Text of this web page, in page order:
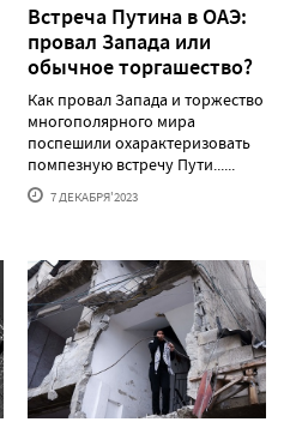
Встреча Путина в ОАЭ:
провал Запада или
обычное торгашество?
Как провал Запада и торжество
многополярного мира
поспешили охарактеризовать
помпезную встречу Пути......
7 ДЕКАБРЯ'2023